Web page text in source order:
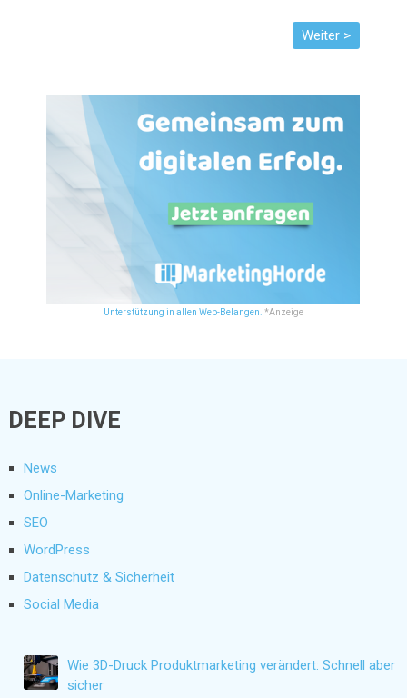
Unterstützung in allen Web-Belangen. *Anzeige
DEEP DIVE
News
Online-Marketing
SEO
WordPress
Datenschutz & Sicherheit
Social Media
Wie 3D-Druck Produktmarketing verändert: Schnell aber
sicher